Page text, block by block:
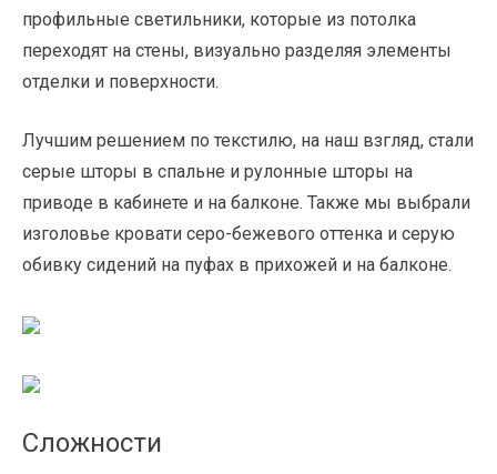
профильные светильники, которые из потолка
переходят на стены, визуально разделяя элементы
отделки и поверхности.
Лучшим решением по текстилю, на наш взгляд, стали
серые шторы в спальне и рулонные шторы на
приводе в кабинете и на балконе. Также мы выбрали
изголовье кровати серо-бежевого оттенка и серую
обивку сидений на пуфах в прихожей и на балконе.
Сложности